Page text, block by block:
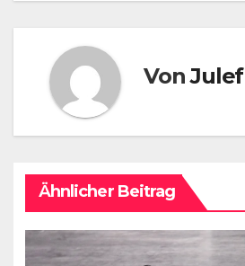
VonJulef
Ähnlicher Beitrag